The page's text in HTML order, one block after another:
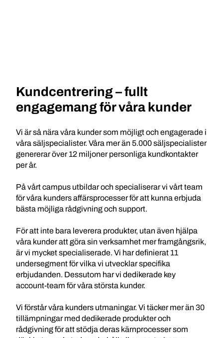
Kundcentrering – fullt
engagemang för våra kunder
Vi är så nära våra kunder som möjligt och engagerade i
våra säljspecialister. Våra mer än 5.000 säljspecialister
genererar över 12 miljoner personliga kundkontakter
per år.
På vårt campus utbildar och specialiserar vi vårt team
för våra kunders affärsprocesser för att kunna erbjuda
bästa möjliga rådgivning och support.
För att inte bara leverera produkter, utan även hjälpa
våra kunder att göra sin verksamhet mer framgångsrik,
är vi mycket specialiserade. Vi har definierat 11
undersegment för vilka vi utvecklar specifika
erbjudanden. Dessutom har vi dedikerade key
account-team för våra största kunder.
Vi förstår våra kunders utmaningar. Vi täcker mer än 30
tillämpningar med dedikerade produkter och
rådgivning för att stödja deras kärnprocesser som